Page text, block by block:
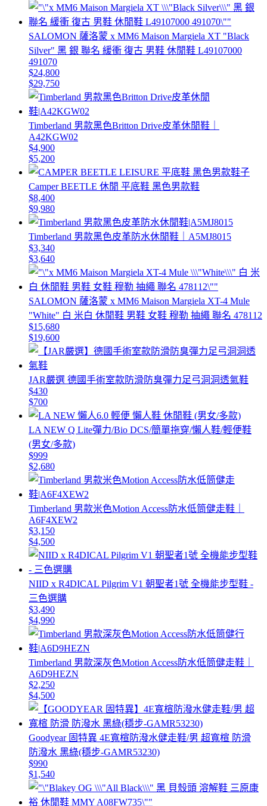
SALOMON 薩洛蒙 x MM6 Maison Margiela XT "Black
Silver" 黑 銀 聯名 緩衝 復古 男鞋 休閒鞋 L49107000
491070
$24,800
$29,750
Timberland 男款黑色Britton Drive皮革休閒鞋｜
A42KGW02
$4,900
$5,200
Camper BEETLE 休閒 平底鞋 黑色男款鞋
$8,400
$9,980
Timberland 男款黑色皮革防水休閒鞋｜A5MJ8015
$3,340
$3,640
SALOMON 薩洛蒙 x MM6 Maison Margiela XT-4 Mule
"White" 白 米白 休閒鞋 男鞋 女鞋 穆勒 抽繩 聯名 478112
$15,680
$19,600
JAR嚴選 德國手術室款防滑防臭彈力足弓洞洞透氣鞋
$430
$700
LA NEW Q Lite彈力/Bio DCS/簡單拖穿/懶人鞋/輕便鞋
(男女/多款)
$999
$2,680
Timberland 男款米色Motion Access防水低筒健走鞋｜
A6F4XEW2
$3,150
$4,500
NIID x R4DICAL Pilgrim V1 朝聖者1號 全機能步型鞋 -
三色選購
$3,490
$4,990
Timberland 男款深灰色Motion Access防水低筒健走鞋｜
A6D9HEZN
$2,250
$4,500
Goodyear 固特異 4E寬楦防潑水健走鞋/男 超寬楦 防滑
防潑水 黑綠(穩步-GAMR53230)
$990
$1,540